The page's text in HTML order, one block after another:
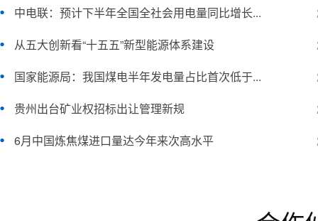
中电联：预计下半年全国全社会用电量同比增长...
从五大创新看“十五五”新型能源体系建设
国家能源局：我国煤电半年发电量占比首次低于...
贵州出台矿业权招标出让管理新规
6月中国炼焦煤进口量达今年来次高水平